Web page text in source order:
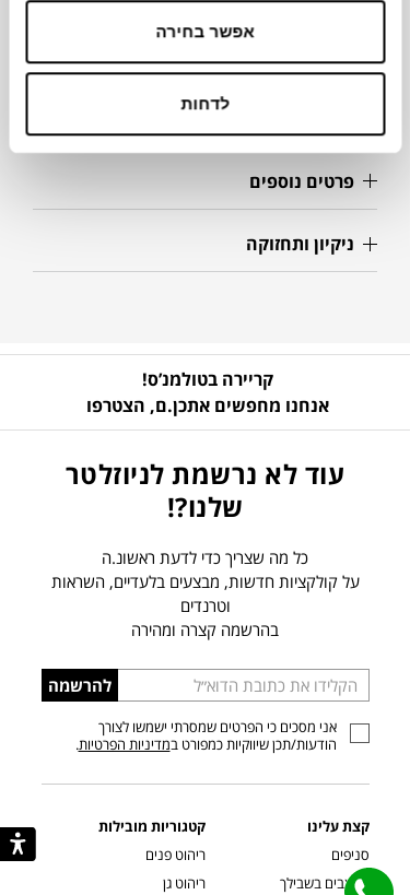
אפשר בחירה
לדחות
פרטים נוספים
ניקיון ותחזוקה
קריירה בטולמנ’ס!
אנחנו מחפשים אתכן.ם, הצטרפו
עוד לא נרשמת לניוזלטר
שלנו?!
כל מה שצריך כדי לדעת ראשונ.ה
על קולקציות חדשות, מבצעים בלעדיים, השראות
וטרנדים
בהרשמה קצרה ומהירה
הכניסו
כתובת
דוא”ל
להרשמה
אני מסכים כי הפרטים שמסרתי ישמשו לצורך
הודעות/תכן שיווקיות כמפורט במדיניות הפרטיות.
קצת עלינו
סניפים
מעצבים בשבילך
קטגוריות מובילות
ריהוט פנים
ריהוט גן